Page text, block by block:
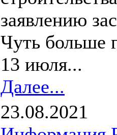
заявлению
Чуть больше
13 июля...
Далее...
23.08.2021